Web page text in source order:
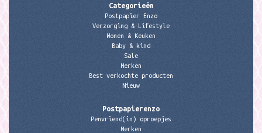
Categorieën
Postpapier Enzo
Verzorging & Lifestyle
Wonen & Keuken
Baby & kind
Sale
Merken
Best verkochte producten
Nieuw
Postpapierenzo
Penvriend(in) oproepjes
Merken